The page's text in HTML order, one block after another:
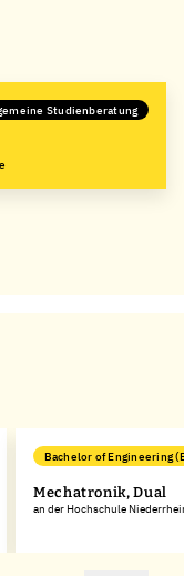
Studienberatung
Bachelor of Engineering
Mechatronik, Dual
an der Hochschule